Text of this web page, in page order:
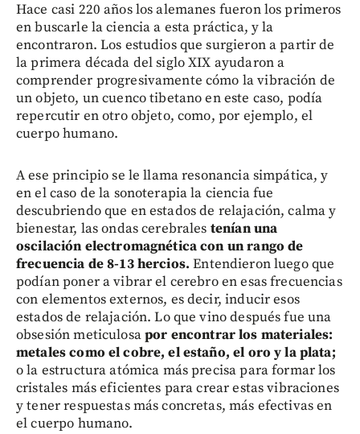
Hace casi 220 años los alemanes fueron los primeros
en buscarle la ciencia a esta práctica, y la
encontraron. Los estudios que surgieron a partir de
la primera década del siglo XIX ayudaron a
comprender progresivamente cómo la vibración de
un objeto, un cuenco tibetano en este caso, podía
repercutir en otro objeto, como, por ejemplo, el
cuerpo humano.
A ese principio se le llama resonancia simpática, y
en el caso de la sonoterapia la ciencia fue
descubriendo que en estados de relajación, calma y
bienestar, las ondas cerebrales tenían una
oscilación electromagnética con un rango de
frecuencia de 8-13 hercios. Entendieron luego que
podían poner a vibrar el cerebro en esas frecuencias
con elementos externos, es decir, inducir esos
estados de relajación. Lo que vino después fue una
obsesión meticulosapor encontrar los materiales:
metales como el cobre, el estaño, el oro y la plata;
o la estructura atómica más precisa para formar los
cristales más eficientes para crear estas vibraciones
y tener respuestas más concretas, más efectivas en
el cuerpo humano.